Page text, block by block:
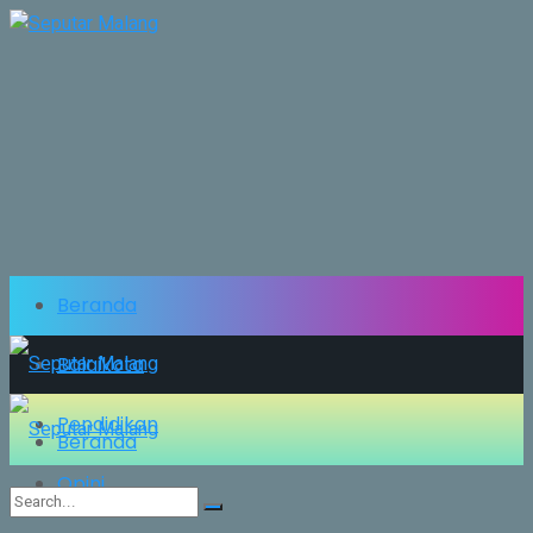
Beranda
Balaikota
Pendidikan
Opini
Beranda
Balaikota